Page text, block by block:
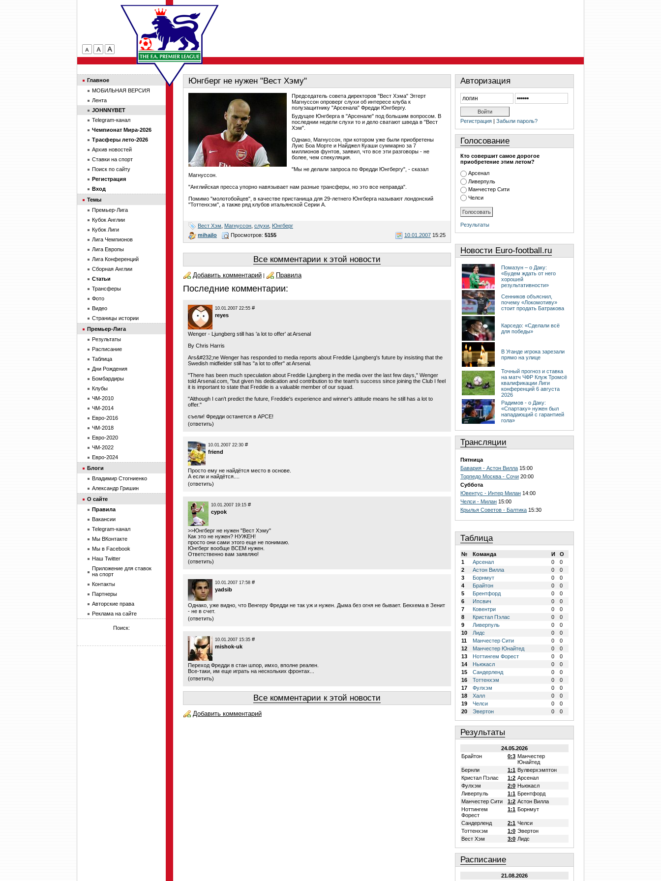
Юнгберг не нужен "Вест Хэму"
Председатель совета директоров "Вест Хэма" Эггерт
Магнуссон опроверг слухи об интересе клуба к
полузащитнику "Арсенала" Фредди Юнгбергу.
Будущее Юнгберга в "Арсенале" под большим вопросом. В
последнии недели слухи то и дело сватают шведа в "Вест
Хэм".
Однако, Магнуссон, при котором уже были приобретены
Луис Боа Морте и Найджел Куаши суммарно за 7
миллионов фунтов, заявил, что все эти разговоры - не
более, чем спекуляция.
"Мы не делали запроса по Фредди Юнгбергу", - сказал
Магнуссон.
"Английская пресса упорно навязывает нам разные трансферы, но это все неправда".
Помимо "молотобойцев", в качестве пристанища для 29-летнего Юнгберга называют лондонский
"Тоттенхэм", а также ряд клубов итальянской Серии А.
Вест Хэм Магнуссон слухи Юнгберг
mihajlo
10.01.2007 15:25
Просмотров: 5155
Все комментарии к этой новости
Добавить комментарий | Правила
Последние комментарии:
10.01.2007 22:55 #
reyes
Wenger - Ljungberg still has 'a lot to offer' at Arsenal
By Chris Harris
Ars&#232;ne Wenger has responded to media reports about Freddie Ljungberg's future by insisting that the
Swedish midfielder still has "a lot to offer" at Arsenal.
"There has been much speculation about Freddie Ljungberg in the media over the last few days," Wenger
told Arsenal.com, "but given his dedication and contribution to the team's success since joining the Club I feel
it is important to state that Freddie is a valuable member of our squad.
"Although I can't predict the future, Freddie's experience and winner's attitude means he still has a lot to
offer."
съели! Фредди останется в АРСЕ!
(ответить)
10.01.2007 22:30 #
friend
Просто ему не найдётся место в основе.
А если и найдётся....
(ответить)
10.01.2007 19:15 #
cypok
>>Юнгберг не нужен "Вест Хэму"
Как это не нужен? НУЖЕН!
просто они сами этого еще не понимаю.
Юнгберг вообще ВСЕМ нужен.
Ответственно вам заявляю!
(ответить)
10.01.2007 17:58 #
yadsib
Однако, уже видно, что Венгеру Фредди не так уж и нужен. Дыма без огня не бывает. Бекхема в Зенит
- не в счет.
(ответить)
10.01.2007 15:35 #
mishok-uk
Переход Фредди в стан шпор, имхо, вполне реален.
Все-таки, им еще играть на нескольких фронтах...
(ответить)
Все комментарии к этой новости
Добавить комментарий
Авторизация
Регистрация | Забыли пароль?
Голосование
Кто совершит самое дорогое
приобретение этим летом?
Арсенал
Ливерпуль
Манчестер Сити
Челси
Результаты
Новости Euro-football.ru
Помазун – о Даку:
«Будем ждать от него
хорошей
результативности»
Сенников объяснил,
почему «Локомотиву»
стоит продать Батракова
Карседо: «Сделали всё
для победы»
В Уганде игрока зарезали
прямо на улице
Точный прогноз и ставка
на матч ЧФР Клуж Тромсё
квалификации Лиги
конференций 6 августа
2026
Радимов - о Даку:
«Спартаку» нужен был
нападающий с гарантией
гола»
Трансляции
Пятница
Бавария - Астон Вилла 15:00
Торпедо Москва - Сочи 20:00
Суббота
Ювентус - Интер Милан 14:00
Челси - Милан 15:00
Крылья Советов - Балтика 15:30
Таблица
№ Команда И
О
1
Арсенал 0
0
2
Астон Вилла 0
0
3
Борнмут 0
0
4
Брайтон 0
0
5
Брентфорд 0
0
6
Ипсвич 0
0
7
Ковентри 0
0
8
Кристал Пэлас 0
0
9
Ливерпуль 0
0
10
Лидс 0
0
11
Манчестер Сити 0
0
12
Манчестер Юнайтед 0
0
13
Ноттингем Форест 0
0
14
Ньюкасл 0
0
15
Сандерленд 0
0
16
Тоттенхэм 0
0
17
Фулхэм 0
0
18
Халл 0
0
19
Челси 0
0
20
Эвертон 0 0
Результаты
24.05.2026
Брайтон
0:3 Манчестер
Юнайтед
Бернли
1:1 Вулверхэмптон
Кристал Пэлас
1:2 Арсенал
Фулхэм
2:0 Ньюкасл
Ливерпуль
1:1 Брентфорд
Манчестер Сити
1:2 Астон Вилла
Ноттингем
Форест
1:1 Борнмут
Сандерленд 2:1 Челси
Тоттенхэм
1:0 Эвертон
Вест Хэм
3:0 Лидс
Расписание
21.08.2026
Главное
МОБИЛЬНАЯ ВЕРСИЯ
Лента
JOHNNYBET
Telegram-канал
Чемпионат Мира-2026
Трасферы лето-2026
Архив новостей
Ставки на спорт
Поиск по сайту
Регистрация
Вход
Темы
Премьер-Лига
Кубок Англии
Кубок Лиги
Лига Чемпионов
Лига Европы
Лига Конференций
Сборная Англии
Статьи
Трансферы
Фото
Видео
Страницы истории
Премьер-Лига
Результаты
Расписание
Таблица
Дни Рождения
Бомбардиры
Клубы
ЧМ-2010
ЧМ-2014
Евро-2016
ЧМ-2018
Евро-2020
ЧМ-2022
Евро-2024
Блоги
Владимир Стогниенко
Александр Гришин
О сайте
Правила
Вакансии
Telegram-канал
Мы ВКонтакте
Мы в Facebook
Наш Twitter
Приложение для ставок
на спорт
Контакты
Партнеры
Авторские права
Реклама на сайте
Поиск: